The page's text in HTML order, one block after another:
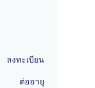
ลงทะเบียน
ต่ออายุ